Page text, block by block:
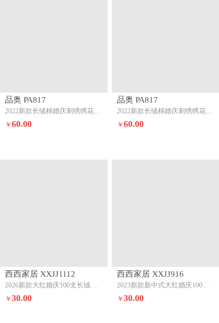
品奥 PA817
￥60.00
品奥 PA817
2022新款长绒棉婚庆刺绣绣花四件套龙凤喜舞
￥ 60.00
西西家居 XXJJ1112
￥30.00
西西家居 XXJJ916
2023新款新中式大红婚庆100支澳棉四件套-喜结连理-大红喜结连理-大红
￥ 30.00